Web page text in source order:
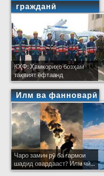
гражданӣ
КҲФ: Ҳамкориҳо бозҳам
тақвият ёфтаанд
Илм ва фанноварӣ
Чаро замин рӯ ба гармои
шадид овардааст? Илм чӣ...